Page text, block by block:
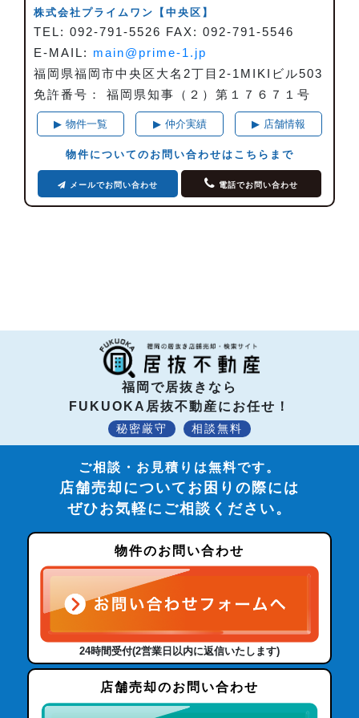
株式会社プライムワン 【中央区】
TEL: 092-791-5526 FAX: 092-791-5546
E-MAIL: main@prime-1.jp
福岡県福岡市中央区大名2丁目2-1MIKIビル503
免許番号： 福岡県知事（２）第１７６７１号
▶ 物件一覧 ▶ 仲介実績 ▶ 店舗情報
物件についてのお問い合わせはこちらまで
メールでお問い合わせ 電話でお問い合わせ
福岡で居抜きなら
FUKUOKA居抜不動産にお任せ！
秘密厳守 相談無料
ご相談・お見積りは無料です。
店舗売却についてお困りの際には
ぜひお気軽にご相談ください。
物件のお問い合わせ
24時間受付(2営業日以内に返信いたします)
店舗売却のお問い合わせ